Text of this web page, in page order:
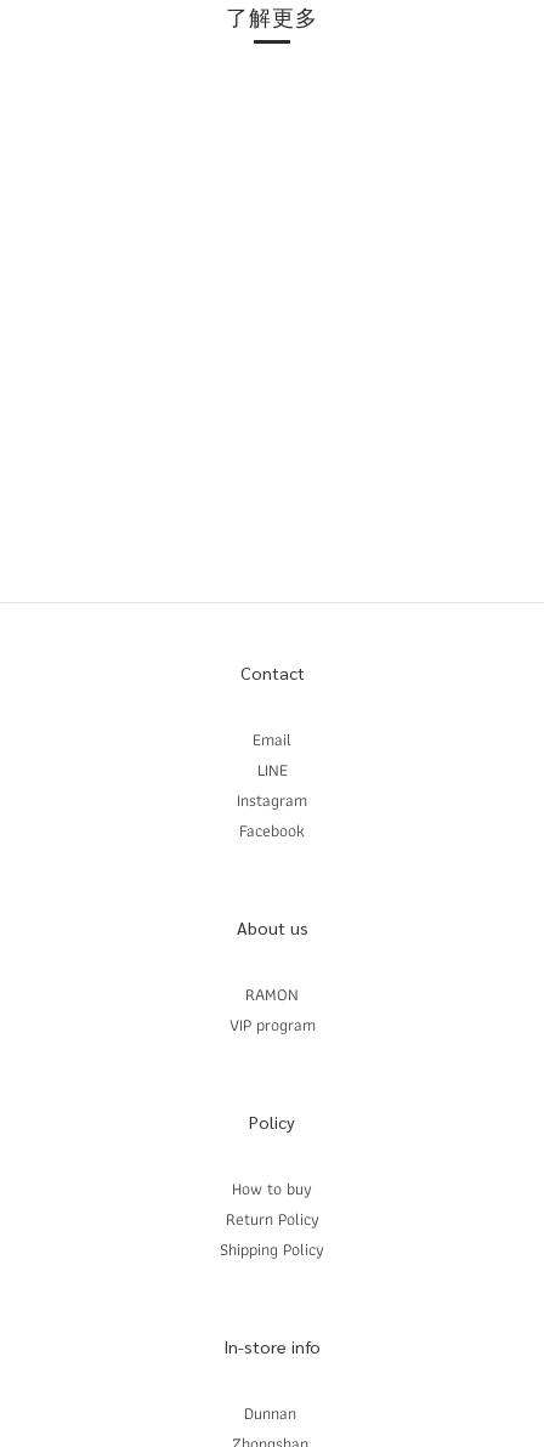
了解更多
Contact
Email
LINE
Instagram
Facebook
About us
RAMON
VIP program
Policy
How to buy
Return Policy
Shipping Policy
In-store info
Dunnan